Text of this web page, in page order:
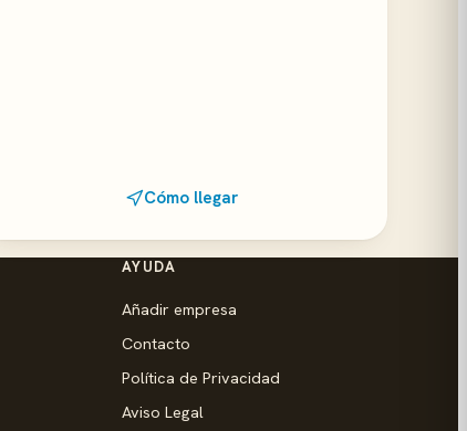
Cómo llegar
AYUDA
Añadir empresa
Contacto
Política de Privacidad
Aviso Legal